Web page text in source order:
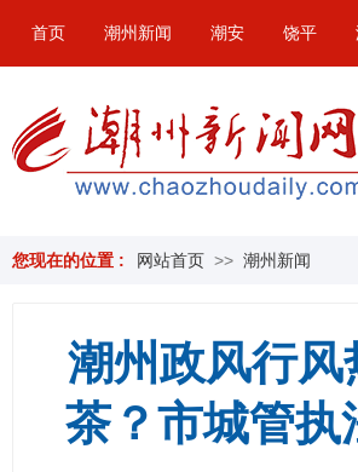
首页 潮州新闻 潮安 饶平
您现在的位置 : 网站首页 >> 潮州新闻
潮州政风行
茶？市城管执